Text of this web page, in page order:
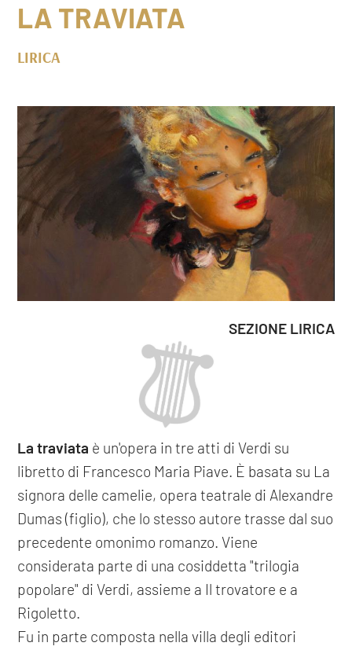
LA TRAVIATA
LIRICA
SEZIONE LIRICA
La traviata è un'opera in tre atti di Verdi su
libretto di Francesco Maria Piave. È basata su La
signora delle camelie, opera teatrale di Alexandre
Dumas (figlio), che lo stesso autore trasse dal suo
precedente omonimo romanzo. Viene
considerata parte di una cosiddetta "trilogia
popolare" di Verdi, assieme a Il trovatore e a
Rigoletto.
Fu in parte composta nella villa degli editori